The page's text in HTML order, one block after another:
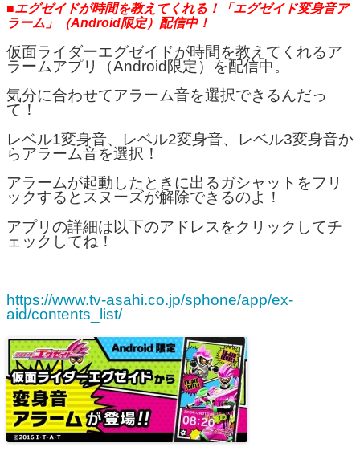
■エグゼイドが時間を教えてくれる！「エグゼイド変身音ア
ラーム」（Android限定）配信中！
仮面ライダーエグゼイドが時間を教えてくれるア
ラームアプリ（Android限定）を配信中。
気分に合わせてアラーム音を選択できるんだっ
て！
レベル1変身音、レベル2変身音、レベル3変身音か
らアラーム音を選択！
アラームが起動したときに出るガシャットをフリ
ックするとスヌーズが解除できるのよ！
アプリの詳細は以下のアドレスをクリックしてチ
ェックしてね！
https://www.tv-asahi.co.jp/sphone/app/ex-
aid/contents_list/